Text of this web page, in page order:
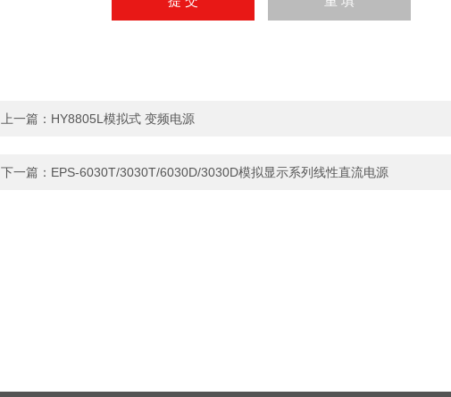
上一篇： HY8805L模拟式 变频电源
下一篇： EPS-6030T/3030T/6030D/3030D模拟显示系列线性直流电源